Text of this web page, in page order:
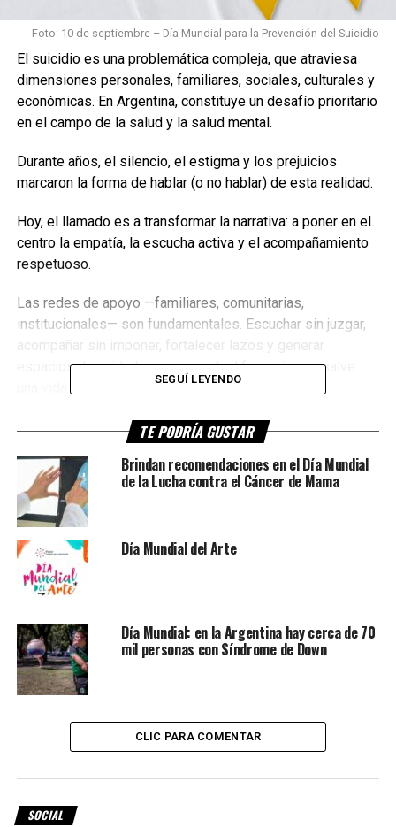
Foto: 10 de septiembre – Día Mundial para la Prevención del Suicidio
El suicidio es una problemática compleja, que atraviesa
dimensiones personales, familiares, sociales, culturales y
económicas. En Argentina, constituye un desafío prioritario
en el campo de la salud y la salud mental.
Durante años, el silencio, el estigma y los prejuicios
marcaron la forma de hablar (o no hablar) de esta realidad.
Hoy, el llamado es a transformar la narrativa: a poner en el
centro la empatía, la escucha activa y el acompañamiento
respetuoso.
Las redes de apoyo —familiares, comunitarias,
institucionales— son fundamentales. Escuchar sin juzgar,
acompañar sin imponer, fortalecer lazos y generar
espacios de cuidado puede ser la diferencia que salve
Subsecretaría de Promoción de Derechos y la Dirección
de Salud, reafirmamos nuestro compromiso de:
• Promover la sensibilización comunitaria.
transformar el dolor en esperanza.
SEGUÍ LEYENDO
TE PODRÍA GUSTAR
Brindan recomendaciones en el Día Mundial
de la Lucha contra el Cáncer de Mama
Día Mundial del Arte
Día Mundial: en la Argentina hay cerca de 70
mil personas con Síndrome de Down
CLIC PARA COMENTAR
SOCIAL